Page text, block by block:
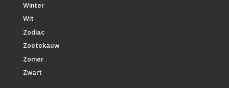
Winter
Wit
Zodiac
Zoetekauw
Zomer
Zwart